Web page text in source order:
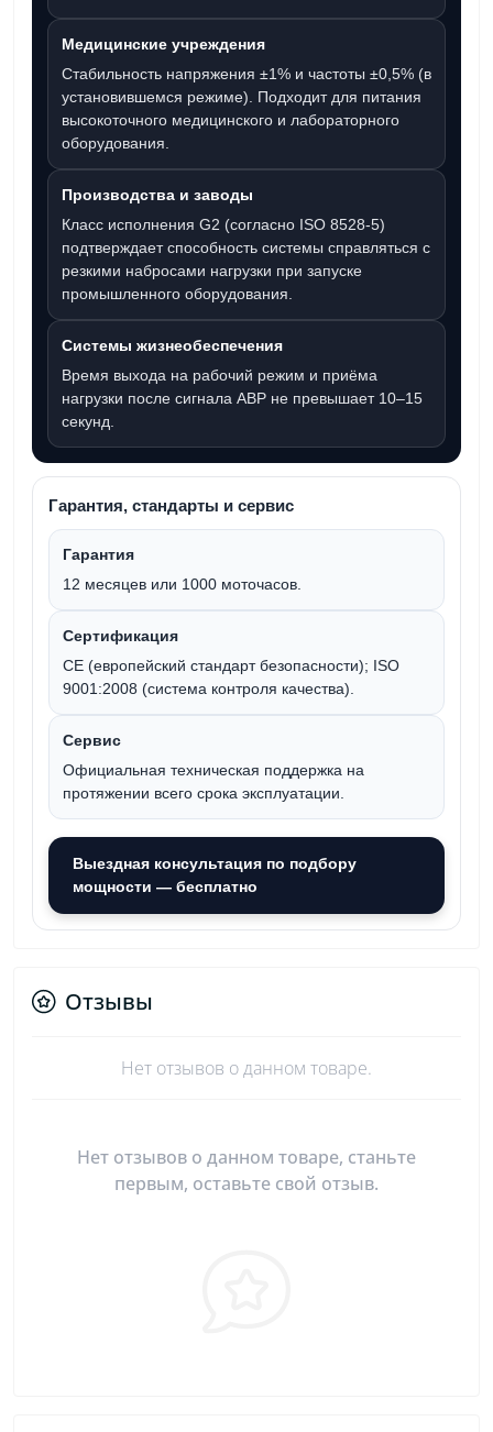
Медицинские учреждения
Стабильность напряжения ±1% и частоты ±0,5% (в
установившемся режиме). Подходит для питания
высокоточного медицинского и лабораторного
оборудования.
Производства и заводы
Класс исполнения G2 (согласно ISO 8528-5)
подтверждает способность системы справляться с
резкими набросами нагрузки при запуске
промышленного оборудования.
Системы жизнеобеспечения
Время выхода на рабочий режим и приёма
нагрузки после сигнала АВР не превышает 10–15
секунд
Гарантия, стандарты и сервис
Гарантия
12 месяцев или 1000 моточасов
Сертификация
CE (европейский стандарт безопасности); ISO
9001:2008 (система контроля качества).
Сервис
Официальная техническая поддержка на
протяжении всего срока эксплуатации.
Выездная консультация по подбору
мощности — бесплатно
Отзывы
Нет отзывов о данном товаре.
Нет отзывов о данном товаре, станьте
первым, оставьте свой отзыв.